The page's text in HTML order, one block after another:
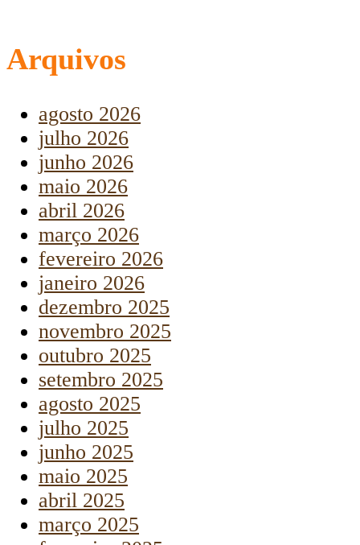
Arquivos
agosto 2026
julho 2026
junho 2026
maio 2026
abril 2026
março 2026
fevereiro 2026
janeiro 2026
dezembro 2025
novembro 2025
outubro 2025
setembro 2025
agosto 2025
julho 2025
junho 2025
maio 2025
abril 2025
março 2025